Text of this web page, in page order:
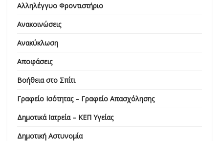
Αλληλέγγυο Φροντιστήριο
Ανακοινώσεις
Ανακύκλωση
Αποφάσεις
Βοήθεια στο Σπίτι
Γραφείο Ισότητας – Γραφείο Απασχόλησης
Δημοτικά Ιατρεία – ΚΕΠ Υγείας
Δημοτική Αστυνομία